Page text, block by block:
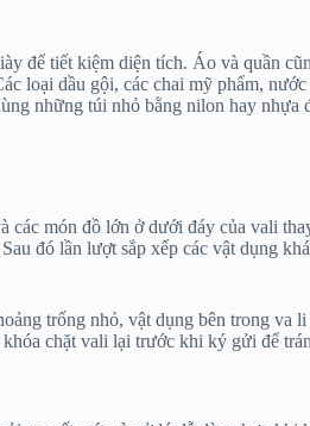
tiết kiệm diện tích. Áo và quần
loại dầu gội, các chai mỹ phẩm,
những túi nhỏ bằng nilon hay nhựa
món đồ lớn ở dưới đáy của vali
đó lần lượt sắp xếp các vật dụng
trống nhỏ, vật dụng bên trong va
chặt vali lại trước khi ký gửi để